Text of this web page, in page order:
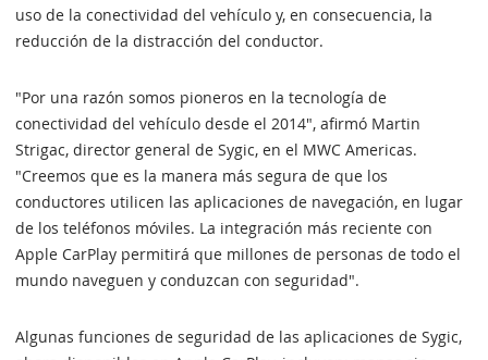
uso de la conectividad del vehículo y, en consecuencia, la
reducción de la distracción del conductor.
"Por una razón somos pioneros en la tecnología de
conectividad del vehículo desde el 2014", afirmó Martin
Strigac, director general de Sygic, en el MWC Americas.
"Creemos que es la manera más segura de que los
conductores utilicen las aplicaciones de navegación, en lugar
de los teléfonos móviles. La integración más reciente con
Apple CarPlay permitirá que millones de personas de todo el
mundo naveguen y conduzcan con seguridad".
Algunas funciones de seguridad de las aplicaciones de Sygic,